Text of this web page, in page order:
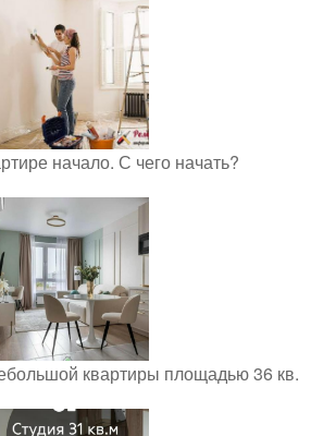
начало. С чего начать?
квартиры площадью 36 кв.